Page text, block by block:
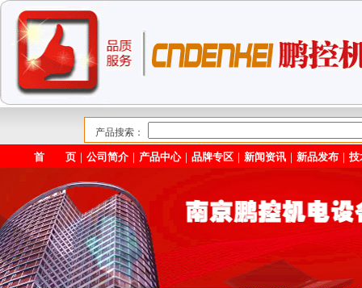
产品搜索：
首 页 ｜公司简介 ｜ 产品中心｜品牌专区 ｜新闻资讯 ｜新品发布 ｜技